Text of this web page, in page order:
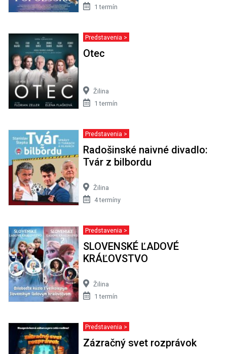
1 termín
Predstavenia >
Otec
Žilina
1 termín
Predstavenia >
Radošinské naivné divadlo:
Tvár z bilbordu
Žilina
4 termíny
Predstavenia >
SLOVENSKÉ ĽADOVÉ
KRÁĽOVSTVO
Žilina
1 termín
Predstavenia >
Zázračný svet rozprávok